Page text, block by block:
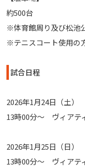
約500台
※体育館周り及び松池
※テニスコート使用の
試合日程
2026年1月24日（土）
13時00分～ ヴィア
2026年1月25日（日）
13時00分～ ヴィア